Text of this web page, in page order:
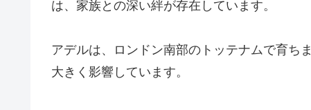
は、家族との深い絆が存在しています。
アデルは、ロンドン南部のトッテナムで育ち
大きく影響しています。